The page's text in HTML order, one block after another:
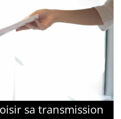
© Collège des Bernardins
sa transmission